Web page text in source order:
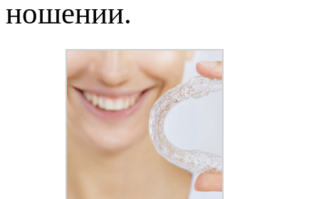
ношении.